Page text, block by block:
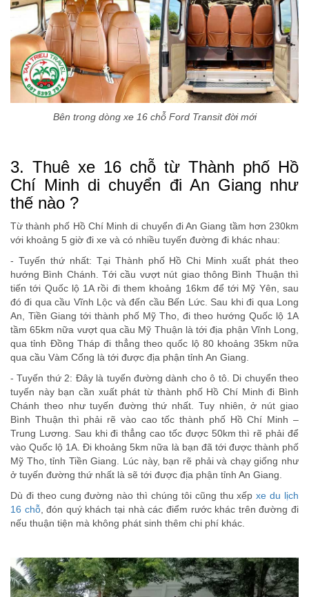
Bên trong dòng xe 16 chỗ Ford Transit đời mới
3. Thuê xe 16 chỗ từ Thành phố Hồ
Chí Minh di chuyển đi An Giang như
thế nào ?
Từ thành phố Hồ Chí Minh di chuyển đi An Giang tầm hơn 230km
với khoảng 5 giờ đi xe và có nhiều tuyến đường đi khác nhau:
- Tuyến thứ nhất: Tại Thành phố Hồ Chi Minh xuất phát theo
hướng Bình Chánh. Tới cầu vượt nút giao thông Bình Thuận thì
tiến tới Quốc lộ 1A rồi đi them khoảng 16km để tới Mỹ Yên, sau
đó đi qua cầu Vĩnh Lộc và đến cầu Bến Lức. Sau khi đi qua Long
An, Tiền Giang tới thành phố Mỹ Tho, đi theo hướng Quốc lộ 1A
tầm 65km nữa vượt qua cầu Mỹ Thuận là tới địa phận Vĩnh Long,
qua tỉnh Đồng Tháp đi thẳng theo quốc lộ 80 khoảng 35km nữa
qua cầu Vàm Cống là tới được địa phận tỉnh An Giang.
- Tuyến thứ 2: Đây là tuyến đường dành cho ô tô. Di chuyển theo
tuyến này bạn cần xuất phát từ thành phố Hồ Chí Minh đi Bình
Chánh theo như tuyến đường thứ nhất. Tuy nhiên, ở nút giao
Bình Thuận thì phải rẽ vào cao tốc thành phố Hồ Chí Minh –
Trung Lương. Sau khi đi thẳng cao tốc được 50km thì rẽ phải để
vào Quốc lộ 1A. Đi khoảng 5km nữa là bạn đã tới được thành phố
Mỹ Tho, tỉnh Tiền Giang. Lúc này, bạn rẽ phải và chạy giống như
ở tuyến đường thứ nhất là sẽ tới được địa phận tỉnh An Giang.
Dù đi theo cung đường nào thì chúng tôi cũng thu xếpxe du lịch
16 chỗ, đón quý khách tại nhà các điểm rước khác trên đường đi
nếu thuận tiện mà không phát sinh thêm chi phí khác.